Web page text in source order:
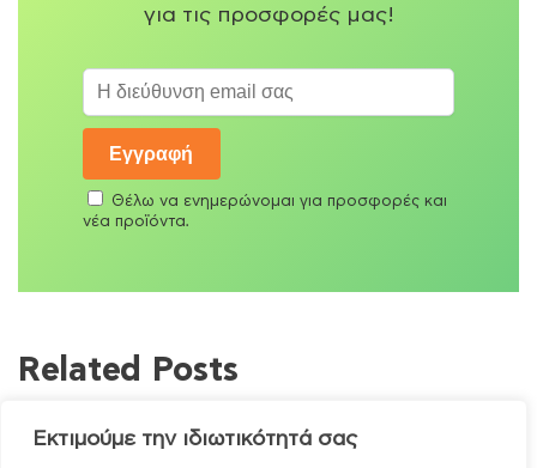
Εκτιμούμε την ιδιωτικότητά σας
για τις προσφορές μας!
Θέλω να ενημερώνομαι για προσφορές και
νέα προϊόντα.
Related Posts